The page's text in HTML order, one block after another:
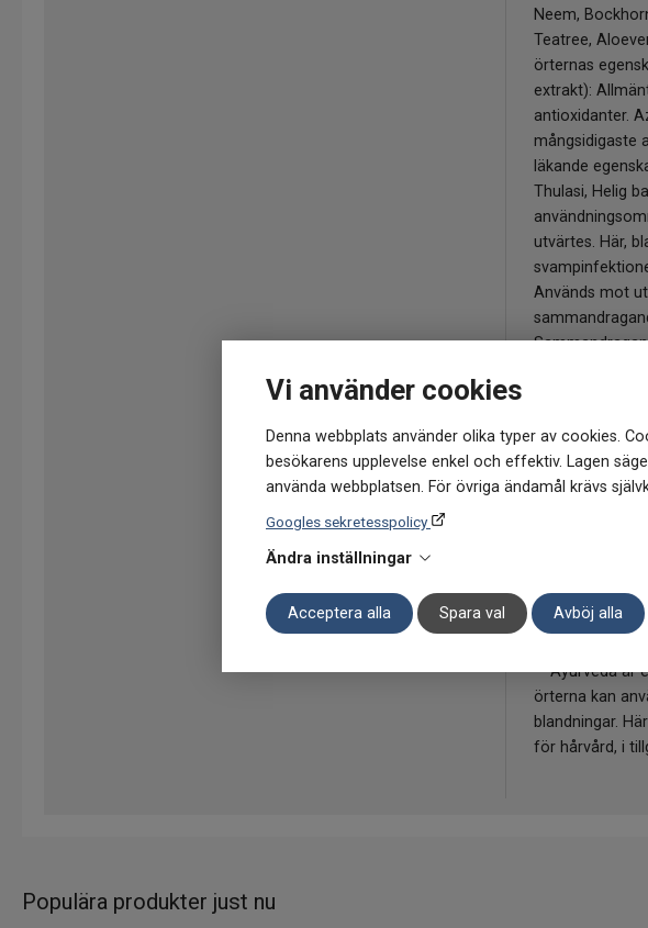
Vi använder cookies
Denna webbplats använder olika typer av cookies.
besökarens upplevelse enkel och effektiv. Lagen
använda webbplatsen. För övriga ändamål krävs
Googles sekretesspolicy
Ändra inställningar
Acceptera alla Spara val Avböj alla
Neem,
Teatree,
örternas
extrakt):
antioxidanter.
mångsidigaste
läkande
Thulasi, Helig
utvärtes. Här,
Används mot
på mineraler
Tree):
*Ayurveda är
örterna kan
blandningar.
för hårvård, i
Populära produkter just nu